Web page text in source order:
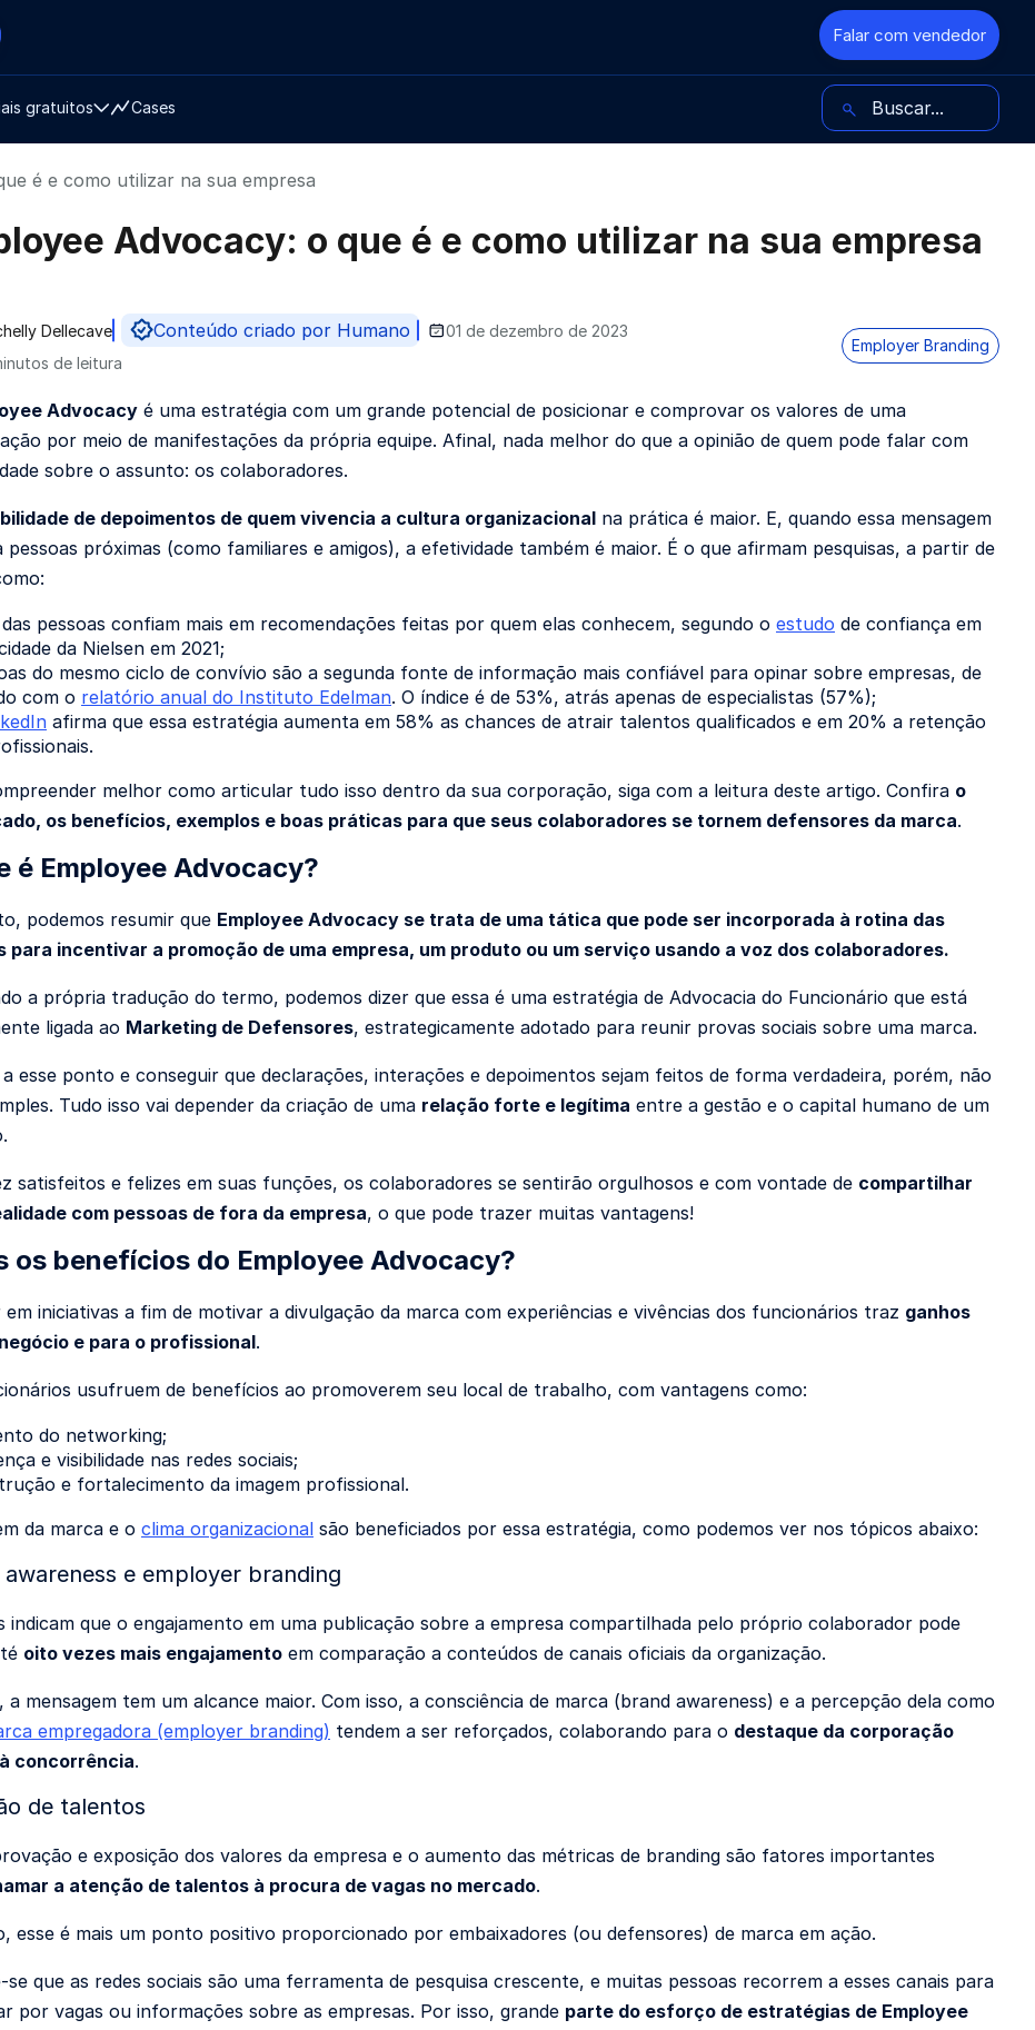
Falar com vendedor
gratuitos Cases Buscar no blog
é e como utilizar na sua empresa
Advocacy: o que é e como utilizar na sua empresa
por
Dellecave Conteúdo criado por Humano
01 de dezembro de 2023
de leitura
Employer Branding
Advocacy é uma estratégia com um grande potencial de posicionar e comprovar os valores de uma
por meio de manifestações da própria equipe. Afinal, nada melhor do que a opinião de quem pode falar com
sobre o assunto: os colaboradores.
de depoimentos de quem vivencia a cultura organizacional na prática é maior. E, quando essa mensagem
pessoas próximas (como familiares e amigos), a efetividade também é maior. É o que afirmam pesquisas, a partir de
pessoas confiam mais em recomendações feitas por quem elas conhecem, segundo o estudo de confiança em
da Nielsen em 2021;
do mesmo ciclo de convívio são a segunda fonte de informação mais confiável para opinar sobre empresas, de
com o relatório anual do Instituto Edelman. O índice é de 53%, atrás apenas de especialistas (57%);
afirma que essa estratégia aumenta em 58% as chances de atrair talentos qualificados e em 20% a retenção
melhor como articular tudo isso dentro da sua corporação, siga com a leitura deste artigo. Confira o
os benefícios, exemplos e boas práticas para que seus colaboradores se tornem defensores da marca.
é Employee Advocacy?
podemos resumir que Employee Advocacy se trata de uma tática que pode ser incorporada à rotina das
para incentivar a promoção de uma empresa, um produto ou um serviço usando a voz dos colaboradores.
a própria tradução do termo, podemos dizer que essa é uma estratégia de Advocacia do Funcionário que está
ligada ao Marketing de Defensores, estrategicamente adotado para reunir provas sociais sobre uma marca.
esse ponto e conseguir que declarações, interações e depoimentos sejam feitos de forma verdadeira, porém, não
Tudo isso vai depender da criação de uma relação forte e legítima entre a gestão e o capital humano de um
satisfeitos e felizes em suas funções, os colaboradores se sentirão orgulhosos e com vontade de compartilhar
com pessoas de fora da empresa, o que pode trazer muitas vantagens!
os benefícios do Employee Advocacy?
iniciativas a fim de motivar a divulgação da marca com experiências e vivências dos funcionários traz ganhos
e para o profissional.
usufruem de benefícios ao promoverem seu local de trabalho, com vantagens como:
do networking;
e visibilidade nas redes sociais;
e fortalecimento da imagem profissional.
da marca e o clima organizacional são beneficiados por essa estratégia, como podemos ver nos tópicos abaixo:
awareness e employer branding
indicam que o engajamento em uma publicação sobre a empresa compartilhada pelo próprio colaborador pode
oito vezes mais engajamento em comparação a conteúdos de canais oficiais da organização.
a mensagem tem um alcance maior. Com isso, a consciência de marca (brand awareness) e a percepção dela como
empregadora (employer branding) tendem a ser reforçados, colaborando para o destaque da corporação
concorrência.
de talentos
e exposição dos valores da empresa e o aumento das métricas de branding são fatores importantes
a atenção de talentos à procura de vagas no mercado.
esse é mais um ponto positivo proporcionado por embaixadores (ou defensores) de marca em ação.
se que as redes sociais são uma ferramenta de pesquisa crescente, e muitas pessoas recorrem a esses canais para
por vagas ou informações sobre as empresas. Por isso, grande parte do esforço de estratégias de Employee